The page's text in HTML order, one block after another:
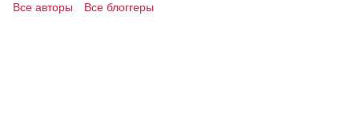
Все авторы
Все блоггеры